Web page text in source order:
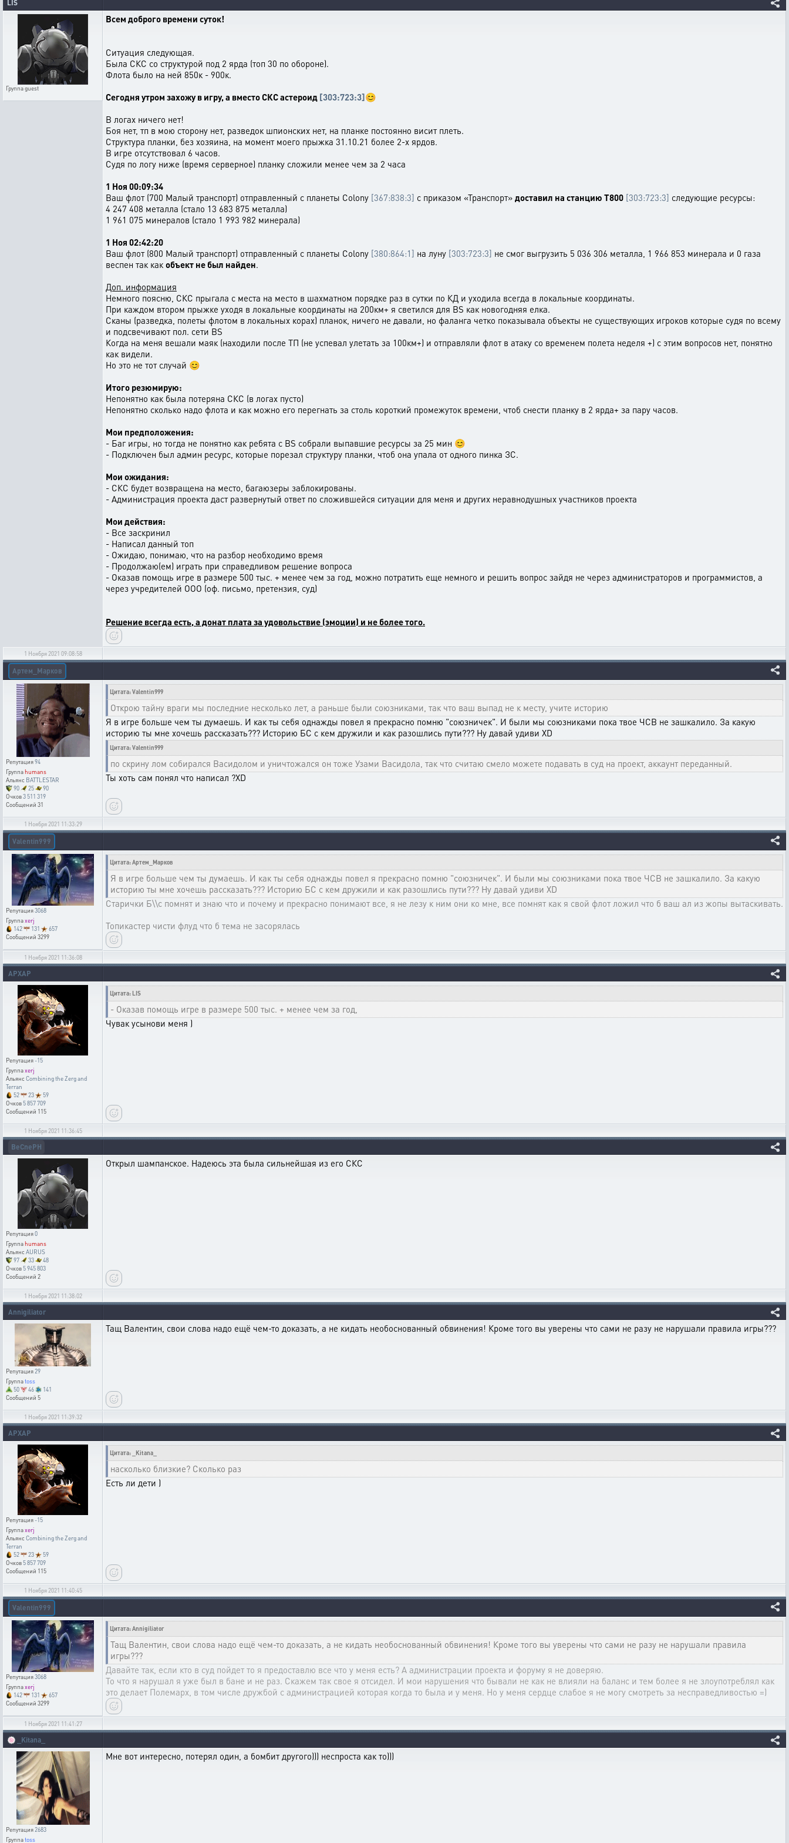
LIS
Группаguest
Всем доброго времени суток!
Ситуация следующая.
Была СКС со структурой под 2 ярда (топ 30 по обороне).
Флота было на ней 850к - 900к.
Сегодня утром захожу в игру, а вместо СКС астероид [303:723:3]😊
В логах ничего нет!
Боя нет, тп в мою сторону нет, разведок шпионских нет, на планке постоянно висит плеть.
Структура планки, без хозяина, на момент моего прыжка 31.10.21 более 2-х ярдов.
В игре отсутствовал 6 часов.
Судя по логу ниже (время серверное) планку сложили менее чем за 2 часа
1 Ноя 00:09:34
Ваш флот (700 Малый транспорт) отправленный с планеты Colony [367:838:3] с приказом «Транспорт» доставил на станцию T800 [303:723:3] следующие ресурсы:
4 247 408 металла (стало 13 683 875 металла)
1 961 075 минералов (стало 1 993 982 минерала)
1 Ноя 02:42:20
Ваш флот (800 Малый транспорт) отправленный с планеты Colony [380:864:1] на луну [303:723:3] не смог выгрузить 5 036 306 металла, 1 966 853 минерала и 0 газа
веспен так как объект не был найден.
Доп. информация
Немного поясню, СКС прыгала с места на место в шахматном порядке раз в сутки по КД и уходила всегда в локальные координаты.
При каждом втором прыжке уходя в локальные координаты на 200км+ я светился для BS как новогодняя елка.
Сканы (разведка, полеты флотом в локальных корах) планок, ничего не давали, но фаланга четко показывала объекты не существующих игроков которые судя по всему
и подсвечивают пол. cети BS
Когда на меня вешали маяк (находили после ТП (не успевал улетать за 100км+) и отправляли флот в атаку со временем полета неделя +) с этим вопросов нет, понятно
как видели.
Но это не тот случай 😊
Итого резюмирую:
Непонятно как была потеряна СКС (в логах пусто)
Непонятно сколько надо флота и как можно его перегнать за столь короткий промежуток времени, чтоб снести планку в 2 ярда+ за пару часов.
Мои предположения:
- Баг игры, но тогда не понятно как ребята с BS собрали выпавшие ресурсы за 25 мин 😊
- Подключен был админ ресурс, которые порезал структуру планки, чтоб она упала от одного пинка ЗС.
Мои ожидания:
- СКС будет возвращена на место, багаюзеры заблокированы.
- Администрация проекта даст развернутый ответ по сложившейся ситуации для меня и других неравнодушных участников проекта
Мои действия:
- Все заскринил
- Написал данный топ
- Ожидаю, понимаю, что на разбор необходимо время
- Продолжаю(ем) играть при справедливом решение вопроса
- Оказав помощь игре в размере 500 тыс. + менее чем за год, можно потратить еще немного и решить вопрос зайдя не через администраторов и программистов, а
через учредителей ООО (оф. письмо, претензия, суд)
Решение всегда есть, а донат плата за удовольствие (эмоции) и не более того.
1 Ноября 2021 09:08:58
Артем_Марков
Репутация94
Группаhumans
Альянс BATTLESTAR
90
25
90
Очков3 511 319
Сообщений 31
Цитата: Valentin999
Открою тайну враги мы последние несколько лет, а раньше были союзниками, так что ваш выпад не к месту, учите историю
Я в игре больше чем ты думаешь. И как ты себя однажды повел я прекрасно помню "союзничек". И были мы союзниками пока твое ЧСВ не зашкалило. За какую
историю ты мне хочешь рассказать??? Историю БС с кем дружили и как разошлись пути??? Ну давай удиви XD
Цитата: Valentin999
по скрину лом собирался Васидолом и уничтожался он тоже Узами Васидола, так что считаю смело можете подавать в суд на проект, аккаунт переданный.
Ты хоть сам понял что написал ?XD
1 Ноября 2021 11:33:29
Valentin999
Репутация3068
Группаxerj
142
131
657
Сообщений 3299
Цитата: Артем_Марков
Я в игре больше чем ты думаешь. И как ты себя однажды повел я прекрасно помню "союзничек". И были мы союзниками пока твое ЧСВ не зашкалило. За какую
историю ты мне хочешь рассказать??? Историю БС с кем дружили и как разошлись пути??? Ну давай удиви XD
Старички Б\\с помнят и знаю что и почему и прекрасно понимают все, я не лезу к ним они ко мне, все помнят как я свой флот ложил что б ваш ал из жопы вытаскивать.
Топикастер чисти флуд что б тема не засорялась
1 Ноября 2021 11:36:08
APXAP
Репутация-15
Группаxerj
АльянсCombining the Zerg and
Terran
52
23
59
Очков 5 857 709
Сообщений 115
Цитата: LIS
- Оказав помощь игре в размере 500 тыс. + менее чем за год,
Чувак усынови меня )
1 Ноября 2021 11:36:45
BeCnePH
Репутация0
Группаhumans
АльянсAURUS
97
33
48
Очков 5 945 803
Сообщений 2
Открыл шампанское. Надеюсь эта была сильнейшая из его СКС
1 Ноября 2021 11:38:02
Annigiliator
Репутация29
Группаtoss
50
46
141
Сообщений 5
Тащ Валентин, свои слова надо ещё чем-то доказать, а не кидать необоснованный обвинения! Кроме того вы уверены что сами не разу не нарушали правила игры???
1 Ноября 2021 11:39:32
APXAP
Репутация-15
Группаxerj
АльянсCombining the Zerg and
Terran
52
23
59
Очков 5 857 709
Сообщений 115
Цитата: _Kitana_
насколько близкие? Сколько раз
Есть ли дети )
1 Ноября 2021 11:40:45
Valentin999
Репутация3068
Группаxerj
142
131
657
Сообщений 3299
Цитата: Annigiliator
Тащ Валентин, свои слова надо ещё чем-то доказать, а не кидать необоснованный обвинения! Кроме того вы уверены что сами не разу не нарушали правила
игры???
Давайте так, если кто в суд пойдет то я предоставлю все что у меня есть? А администрации проекта и форуму я не доверяю.
То что я нарушал я уже был в бане и не раз. Скажем так свое я отсидел. И мои нарушения что бывали не как не влияли на баланс и тем более я не злоупотреблял как
это делает Полемарх, в том числе дружбой с администрацией которая когда то была и у меня. Но у меня сердце слабое я не могу смотреть за несправедливостью =)
1 Ноября 2021 11:41:27
🍥 _Kitana_
Репутация2683
Группаtoss
Мне вот интересно, потерял один, а бомбит другого))) неспроста как то)))